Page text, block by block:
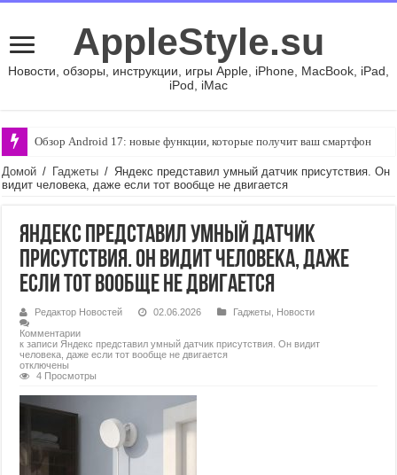
AppleStyle.su
Новости, обзоры, инструкции, игры Apple, iPhone, MacBook, iPad,
iPod, iMac
Обзор Android 17: новые функции, которые получит ваш смартфон
Домой / Гаджеты / Яндекс представил умный датчик присутствия. Он
видит человека, даже если тот вообще не двигается
Яндекс представил умный датчик
присутствия. Он видит человека, даже
если тот вообще не двигается
Редактор Новостей 02.06.2026 Гаджеты
Новости
Комментарии
к записи Яндекс представил умный датчик присутствия. Он видит
человека, даже если тот вообще не двигается
отключены
4 Просмотры